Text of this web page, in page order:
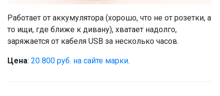
Работает от аккумулятора (хорошо, что не от розетки, а
то ищи, где ближе к дивану), хватает надолго,
заряжается от кабеля USB за несколько часов.
Цена: 20 800 руб. на сайте марки.